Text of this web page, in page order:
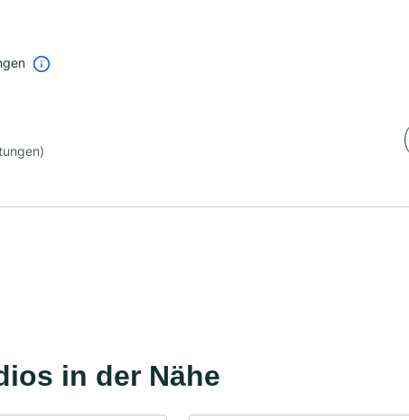
in der Nähe